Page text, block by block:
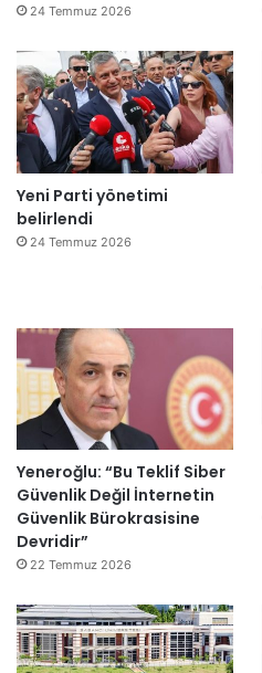
24 Temmuz 2026
Yeni Parti yönetimi
belirlendi
24 Temmuz 2026
Yeneroğlu: “Bu Teklif Siber
Güvenlik Değil İnternetin
Güvenlik Bürokrasisine
Devridir”
22 Temmuz 2026